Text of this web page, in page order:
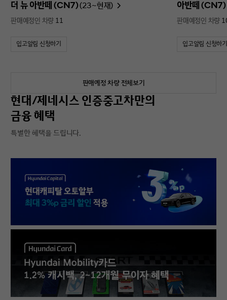
더 뉴 아반떼 (CN7)(23~현재)
판매예정인 차량 11
입고알림 신청하기
아반떼 (CN7)
판매예정인 차량
입고알림 신청하기
판매예정 차량 전체보기
현대/제네시스 인증중고차만의
금융 혜택
특별한 혜택을 드립니다.